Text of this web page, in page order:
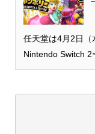
任天堂は4月2日
Nintendo Switch 2